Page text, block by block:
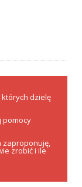
których dzielę
pomocy
zaproponuję,
zrobić i ile